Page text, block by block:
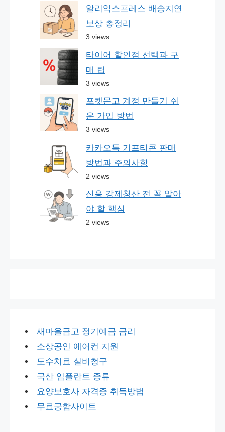
알리익스프레스 배송지연
보상 총정리
3 views
타이어 할인점 선택과 구
매 팁
3 views
포켓몬고 계정 만들기 쉬
운 가입 방법
3 views
카카오톡 기프티콘 판매
방법과 주의사항
2 views
신용 강제청산 전 꼭 알아
야 할 핵심
2 views
새마을금고 정기예금 금리
소상공인 에어컨 지원
도수치료 실비청구
국산 임플란트 종류
요양보호사 자격증 취득방법
무료궁합사이트